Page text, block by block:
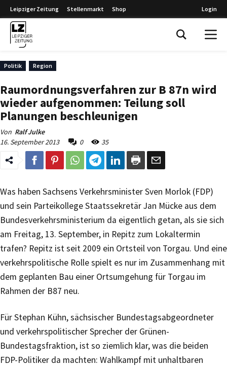
Leipziger Zeitung Stellenmarkt Shop Login
Politik Region
Raumordnungsverfahren zur B 87n wird
wieder aufgenommen: Teilung soll
Planungen beschleunigen
Von Ralf Julke
16. September 2013
0 35
Was haben Sachsens Verkehrsminister Sven Morlok (FDP)
und sein Parteikollege Staatssekretär Jan Mücke aus dem
Bundesverkehrsministerium da eigentlich getan, als sie sich
am Freitag, 13. September, in Repitz zum Lokaltermin
trafen? Repitz ist seit 2009 ein Ortsteil von Torgau. Und eine
verkehrspolitische Rolle spielt es nur im Zusammenhang mit
dem geplanten Bau einer Ortsumgehung für Torgau im
Rahmen der B87 neu.
Für Stephan Kühn, sächsischer Bundestagsabgeordneter
und verkehrspolitischer Sprecher der Grünen-
Bundestagsfraktion, ist so ziemlich klar, was die beiden
FDP-Politiker da machten: Wahlkampf mit unhaltbaren